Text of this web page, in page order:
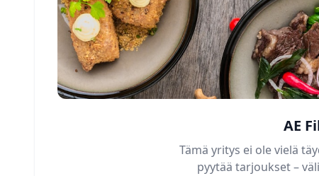
AE
Tämä yritys ei ole vielä
pyytää tarjoukset –